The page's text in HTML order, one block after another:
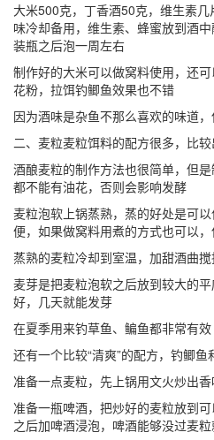
大米500克，丁香酒50克，维生素
味冷却备用，维生素、蜂蜜放到酒中
装瓶之后泡一周左右
制作好的大米可以做窝料使用，还
花粉，拉饵钓鲫鱼效果也不错
因为酒味是杂鱼不那么喜欢的味道
二、麦粒麦粒饵料的配方很多，比
酒酿麦粒的制作方法也很简单，但
都不能有油花，否则会影响发酵
麦粒泡软上锅蒸熟，蒸的好处是可
便，如果做窝料用煮的方式也可以
蒸熟的麦粒冷却到室温，加甜酒曲
麦芽是把麦粒泡软之后放到较大的
好，几天就能发芽
在夏季用来钓草鱼、鳊鱼都非常有效
还有一个比较“清爽”的配方，钓鲫
准备一点麦粒，先上锅用文火炒出
准备一瓶啤酒，把炒好的麦粒放到
之后加啤酒浸泡，啤酒能够没过麦